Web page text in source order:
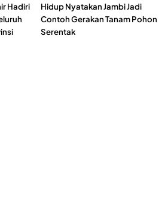
Hadiri
Hidup Nyatakan Jambi Jadi
Contoh Gerakan Tanam Pohon
Serentak